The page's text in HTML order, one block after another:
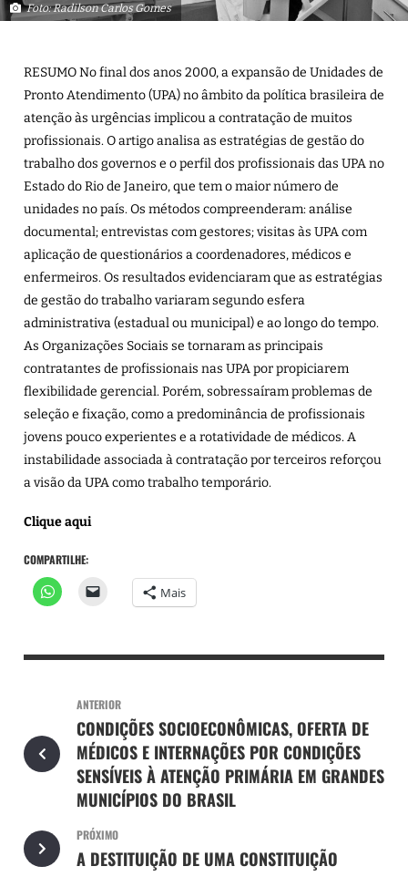
Foto: Radilson Carlos Gomes
RESUMO No final dos anos 2000, a expansão de Unidades de
Pronto Atendimento (UPA) no âmbito da política brasileira de
atenção às urgências implicou a contratação de muitos
profissionais. O artigo analisa as estratégias de gestão do
trabalho dos governos e o perfil dos profissionais das UPA no
Estado do Rio de Janeiro, que tem o maior número de
unidades no país. Os métodos compreenderam: análise
documental; entrevistas com gestores; visitas às UPA com
aplicação de questionários a coordenadores, médicos e
enfermeiros. Os resultados evidenciaram que as estratégias
de gestão do trabalho variaram segundo esfera
administrativa (estadual ou municipal) e ao longo do tempo.
As Organizações Sociais se tornaram as principais
contratantes de profissionais nas UPA por propiciarem
flexibilidade gerencial. Porém, sobressaíram problemas de
seleção e fixação, como a predominância de profissionais
jovens pouco experientes e a rotatividade de médicos. A
instabilidade associada à contratação por terceiros reforçou
a visão da UPA como trabalho temporário.
Clique aqui
COMPARTILHE:
Mais
ANTERIOR
CONDIÇÕES SOCIOECONÔMICAS, OFERTA DE
MÉDICOS E INTERNAÇÕES POR CONDIÇÕES
SENSÍVEIS À ATENÇÃO PRIMÁRIA EM GRANDES
MUNICÍPIOS DO BRASIL
PRÓXIMO
A DESTITUIÇÃO DE UMA CONSTITUIÇÃO